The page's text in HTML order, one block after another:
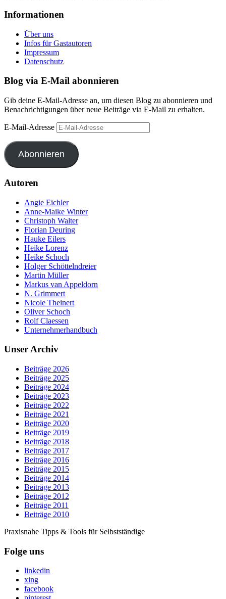
Informationen
Über uns
Infos für Gastautoren
Impressum
Datenschutz
Blog via E-Mail abonnieren
Gib deine E-Mail-Adresse an, um diesen Blog zu abonnieren und
Benachrichtigungen über neue Beiträge via E-Mail zu erhalten.
E-Mail-Adresse
Abonnieren
Autoren
Angie Eichler
Anne-Maike Winter
Christoph Walter
Florian Deuring
Hauke Eilers
Heike Lorenz
Heike Schoch
Holger Schöttelndreier
Martin Müller
Markus van Appeldorn
N. Grimmert
Nicole Theinert
Oliver Schoch
Rolf Claessen
Unternehmerhandbuch
Unser Archiv
Beiträge 2026
Beiträge 2025
Beiträge 2024
Beiträge 2023
Beiträge 2022
Beiträge 2021
Beiträge 2020
Beiträge 2019
Beiträge 2018
Beiträge 2017
Beiträge 2016
Beiträge 2015
Beiträge 2014
Beiträge 2013
Beiträge 2012
Beiträge 2011
Beiträge 2010
Praxisnahe Tipps & Tools für Selbstständige
Folge uns
linkedin
xing
facebook